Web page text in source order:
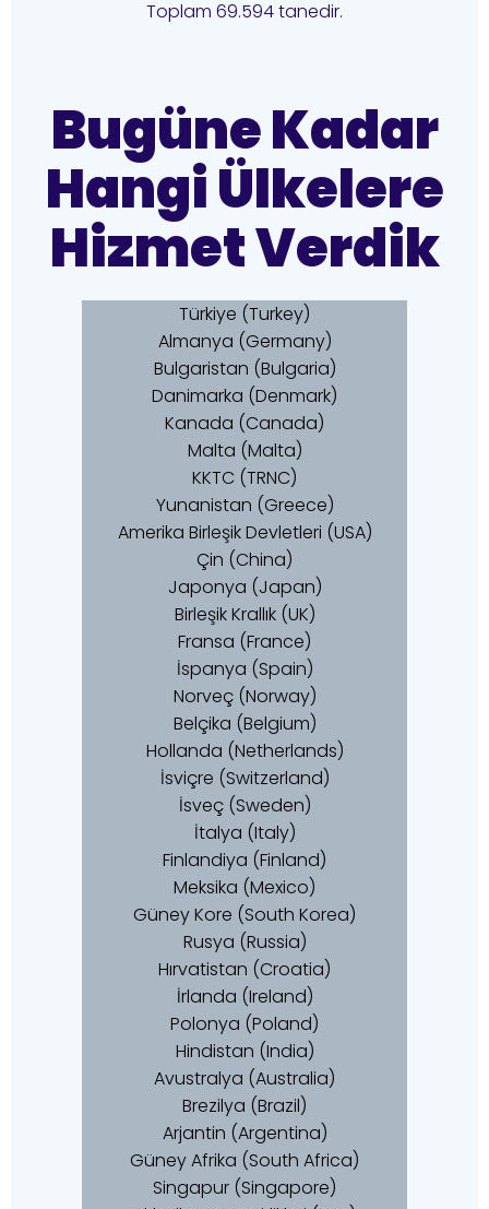
Toplam 69.594 tanedir.
Bugüne Kadar
Hangi Ülkelere
Hizmet Verdik
Türkiye (Turkey)
Almanya (Germany)
Bulgaristan (Bulgaria)
Danimarka (Denmark)
Kanada (Canada)
Malta (Malta)
KKTC (TRNC)
Yunanistan (Greece)
Amerika Birleşik Devletleri (USA)
Çin (China)
Japonya (Japan)
Birleşik Krallık (UK)
Fransa (France)
İspanya (Spain)
Norveç (Norway)
Belçika (Belgium)
Hollanda (Netherlands)
İsviçre (Switzerland)
İsveç (Sweden)
İtalya (Italy)
Finlandiya (Finland)
Meksika (Mexico)
Güney Kore (South Korea)
Rusya (Russia)
Hırvatistan (Croatia)
İrlanda (Ireland)
Polonya (Poland)
Hindistan (India)
Avustralya (Australia)
Brezilya (Brazil)
Arjantin (Argentina)
Güney Afrika (South Africa)
Singapur (Singapore)